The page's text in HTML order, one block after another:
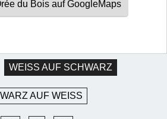
du Bois auf GoogleMaps
WEISS AUF SCHWARZ
AUF WEISS